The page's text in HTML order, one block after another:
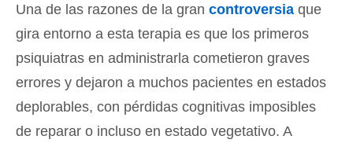
Una de las razones de la gran controversia que
gira entorno a esta terapia es que los primeros
psiquiatras en administrarla cometieron graves
errores y dejaron a muchos pacientes en estados
deplorables, con pérdidas cognitivas imposibles
de reparar o incluso en estado vegetativo. A